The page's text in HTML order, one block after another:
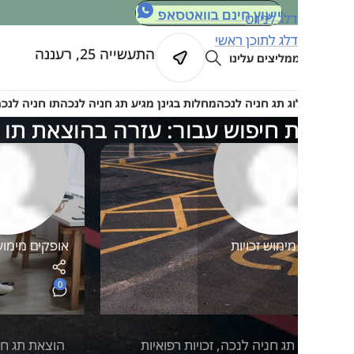
דלג לתוכן ראשי
ייעוץ חינם בוואטסאפ
עלינו התעשייה 25, רעננה
תג חניה לנכהמחלות בגינן מגיע תג חניה לנכהתו חניה לנכה: כל מה
חיפוש עבור: עזרה בהוצאת תו חניה
זכויות
חניה לנכה,זכויות רפואיות
אופקים מימוש זכויות
0
הוצאת תג חניה לנכה,